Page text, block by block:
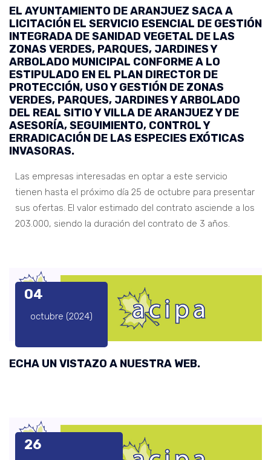
EL AYUNTAMIENTO DE ARANJUEZ SACA A
LICITACIÓN EL SERVICIO ESENCIAL DE GESTIÓN
INTEGRADA DE SANIDAD VEGETAL DE LAS
ZONAS VERDES, PARQUES, JARDINES Y
ARBOLADO MUNICIPAL CONFORME A LO
ESTIPULADO EN EL PLAN DIRECTOR DE
PROTECCIÓN, USO Y GESTIÓN DE ZONAS
VERDES, PARQUES, JARDINES Y ARBOLADO
DEL REAL SITIO Y VILLA DE ARANJUEZ Y DE
ASESORÍA, SEGUIMIENTO, CONTROL Y
ERRADICACIÓN DE LAS ESPECIES EXÓTICAS
INVASORAS.
Las empresas interesadas en optar a este servicio
tienen hasta el próximo día 25 de octubre para presentar
sus ofertas. El valor estimado del contrato asciende a los
203.000, siendo la duración del contrato de 3 años.
04
octubre (2024)
ECHA UN VISTAZO A NUESTRA WEB.
26